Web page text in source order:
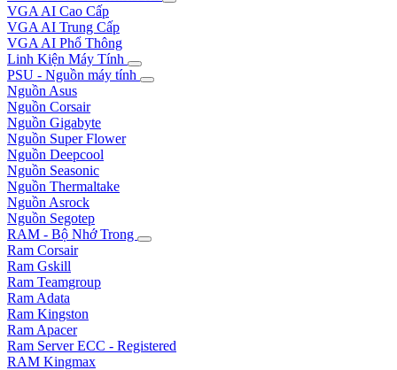
VGA AI Cao Cấp
VGA AI Trung Cấp
VGA AI Phổ Thông
Linh Kiện Máy Tính
PSU - Nguồn máy tính
Nguồn Asus
Nguồn Corsair
Nguồn Gigabyte
Nguồn Super Flower
Nguồn Deepcool
Nguồn Seasonic
Nguồn Thermaltake
Nguồn Asrock
Nguồn Segotep
RAM - Bộ Nhớ Trong
Ram Corsair
Ram Gskill
Ram Teamgroup
Ram Adata
Ram Kingston
Ram Apacer
Ram Server ECC - Registered
RAM Kingmax